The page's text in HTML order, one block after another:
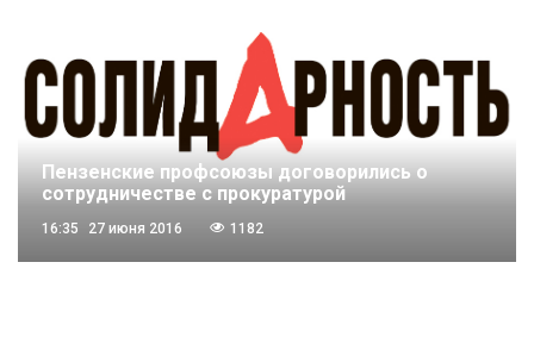
Пензенские профсоюзы договорились о
сотрудничестве с прокуратурой
16:35 27 июня 2016 1182